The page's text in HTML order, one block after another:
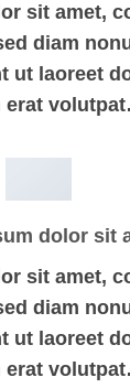
sit amet,
diam
ut laoreet
erat
dolor sit
sit amet,
diam
ut laoreet
erat